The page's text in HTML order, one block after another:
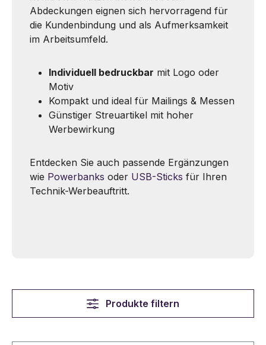
Abdeckungen eignen sich hervorragend für
die Kundenbindung und als Aufmerksamkeit
im Arbeitsumfeld.
Individuell bedruckbar mit Logo oder
Motiv
Kompakt und ideal für Mailings & Messen
Günstiger Streuartikel mit hoher
Werbewirkung
Entdecken Sie auch passende Ergänzungen
wie Powerbanks oder USB-Sticks für Ihren
Technik-Werbeauftritt.
Produkte filtern